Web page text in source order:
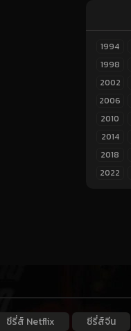
1994
1998
2002
2006
2010
2014
2018
2022
ซีรี่ส์ Netflix ซีรี่ส์จีน